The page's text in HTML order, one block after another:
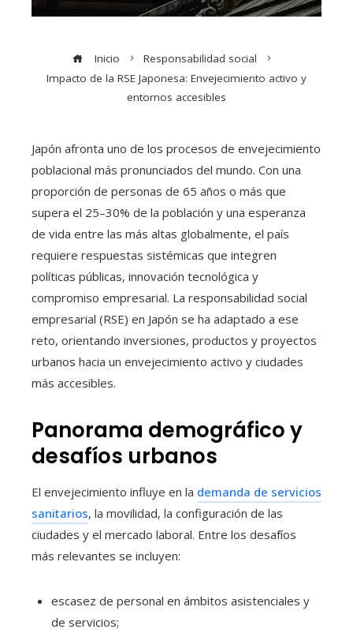
Inicio
Responsabilidad social
Impacto de la RSE Japonesa: Envejecimiento activo y
entornos accesibles
Japón afronta uno de los procesos de envejecimiento
poblacional más pronunciados del mundo. Con una
proporción de personas de 65 años o más que
supera el 25–30% de la población y una esperanza
de vida entre las más altas globalmente, el país
requiere respuestas sistémicas que integren
políticas públicas, innovación tecnológica y
compromiso empresarial. La responsabilidad social
empresarial (RSE) en Japón se ha adaptado a ese
reto, orientando inversiones, productos y proyectos
urbanos hacia un envejecimiento activo y ciudades
más accesibles.
Panorama demográfico y
desafíos urbanos
El envejecimiento influye en la demanda de servicios
sanitarios, la movilidad, la configuración de las
ciudades y el mercado laboral. Entre los desafíos
más relevantes se incluyen:
escasez de personal en ámbitos asistenciales y
de servicios;